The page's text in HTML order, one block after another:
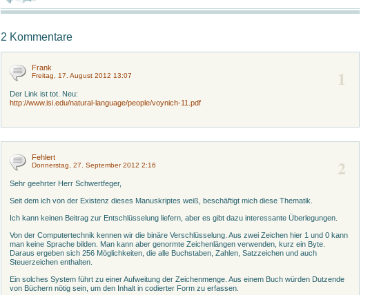
2 Kommentare
Frank
Freitag, 17. August 2012 13:07 1
Der Link ist tot. Neu:
http://www.isi.edu/natural-language/people/voynich-11.pdf
Fehlert
Donnerstag, 27. September 2012 2:16 2
Sehr geehrter Herr Schwertfeger,
Seit dem ich von der Existenz dieses Manuskriptes weiß, beschäftigt mich diese Thematik.
Ich kann keinen Beitrag zur Entschlüsselung liefern, aber es gibt dazu interessante Überlegungen.
Von der Computertechnik kennen wir die binäre Verschlüsselung. Aus zwei Zeichen hier 1 und 0 kann
man keine Sprache bilden. Man kann aber genormte Zeichenlängen verwenden, kurz ein Byte.
Daraus ergeben sich 256 Möglichkeiten, die alle Buchstaben, Zahlen, Satzzeichen und auch
Steuerzeichen enthalten.
Ein solches System führt zu einer Aufweitung der Zeichenmenge. Aus einem Buch würden Dutzende
von Büchern nötig sein, um den Inhalt in codierter Form zu erfassen.